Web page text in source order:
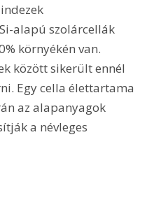
alapú szolárcellák
környékén van.
között sikerült ennél
Egy cella élettartama
az alapanyagok
a névleges